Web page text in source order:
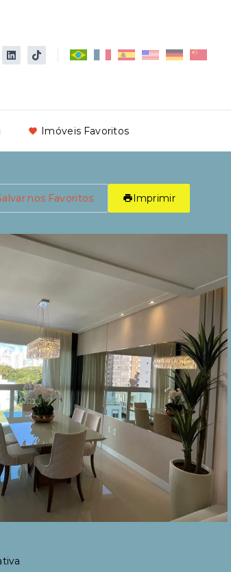
Imóveis Favoritos
nos Favoritos Imprimir